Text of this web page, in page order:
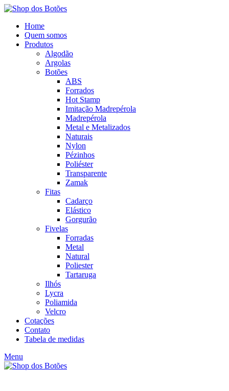
Home
Quem somos
Produtos
Algodão
Argolas
Botões
ABS
Forrados
Hot Stamp
Imitação Madrepérola
Madrepérola
Metal e Metalizados
Naturais
Nylon
Pézinhos
Poliéster
Transparente
Zamak
Fitas
Cadarço
Elástico
Gorgurão
Fivelas
Forradas
Metal
Natural
Poliester
Tartaruga
Ilhós
Lycra
Poliamida
Velcro
Cotações
Contato
Tabela de medidas
Menu